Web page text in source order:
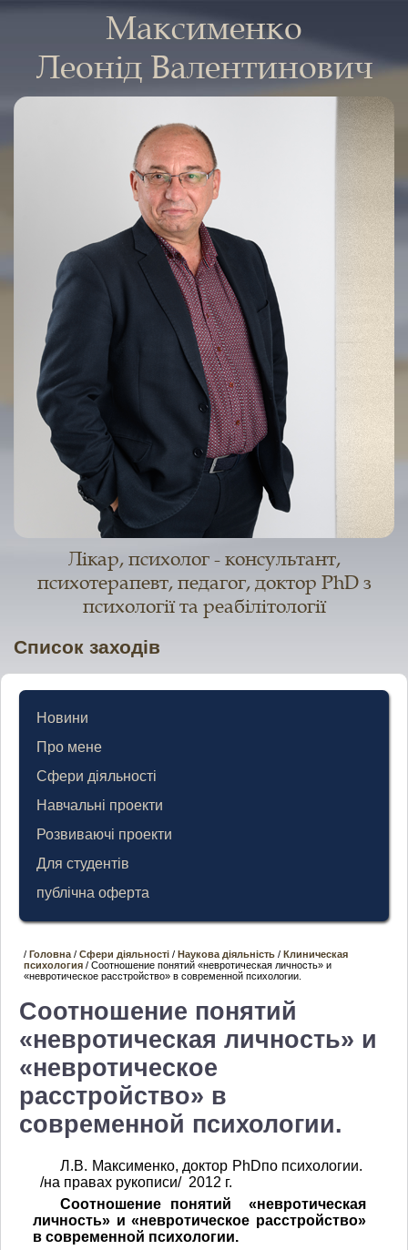
Максименко
Леонід Валентинович
Лікар, психолог - консультант,
психотерапевт, педагог, доктор PhD з
психології та реабілітології
Список заходів
Новини
Про мене
Сфери діяльності
Навчальні проекти
Розвиваючі проекти
Для студентів
публічна оферта
/ Головна / Сфери діяльності / Наукова діяльність / Клиническая
психология / Соотношение понятий «невротическая личность» и
«невротическое расстройство» в современной психологии.
Соотношение понятий
«невротическая личность» и
«невротическое
расстройство» в
современной психологии.
Л.В. Максименко, доктор PhDпо психологии.
/на правах рукописи/ 2012 г.
Соотношение понятий «невротическая
личность» и «невротическое расстройство»
в современной психологии.